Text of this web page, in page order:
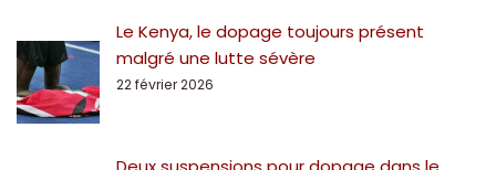
Le Kenya, le dopage toujours présent
malgré une lutte sévère
22 février 2026